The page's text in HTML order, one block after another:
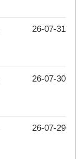
26-07-31
26-07-30
26-07-29